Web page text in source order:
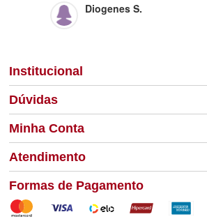
Diogenes S.
Institucional
Dúvidas
Minha Conta
Atendimento
Formas de Pagamento